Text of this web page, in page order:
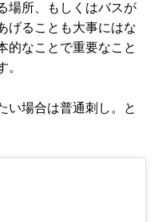
場所、もしくはバスが
げることも大事にはな
的なことで重要なこと
。
い場合は普通刺し。と